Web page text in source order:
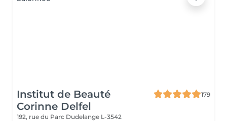
Institut de Beauté
Corinne Delfel
179
192, rue du Parc Dudelange L-3542